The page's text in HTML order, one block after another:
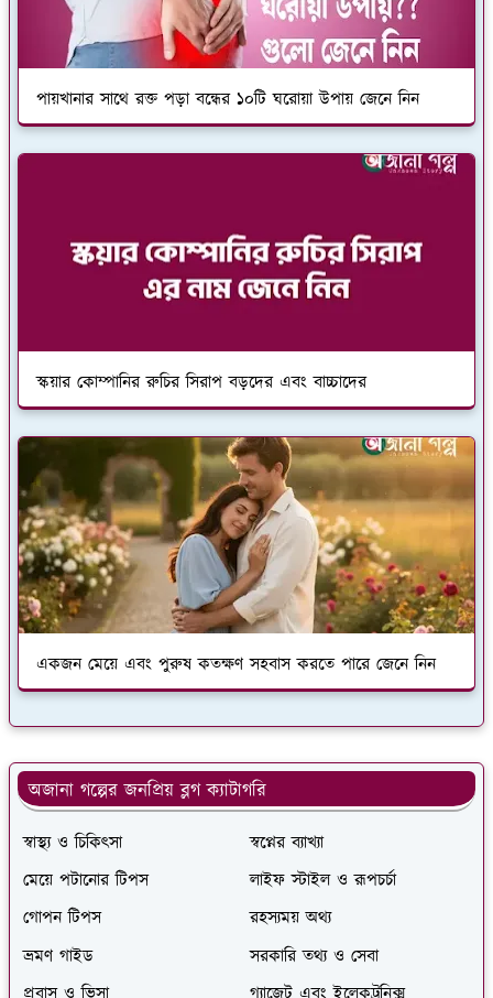
পায়খানার সাথে রক্ত পড়া বন্ধের ১০টি ঘরোয়া উপায় জেনে নিন
স্কয়ার কোম্পানির রুচির সিরাপ বড়দের এবং বাচ্চাদের
একজন মেয়ে এবং পুরুষ কতক্ষণ সহবাস করতে পারে জেনে নিন
অজানা গল্পের জনপ্রিয় ব্লগ ক্যাটাগরি
স্বাস্থ্য ও চিকিৎসা
স্বপ্নের ব্যাখ্যা
মেয়ে পটানোর টিপস
লাইফ স্টাইল ও রূপচর্চা
গোপন টিপস
রহস্যময় অথ্য
ভ্রমণ গাইড
সরকারি তথ্য ও সেবা